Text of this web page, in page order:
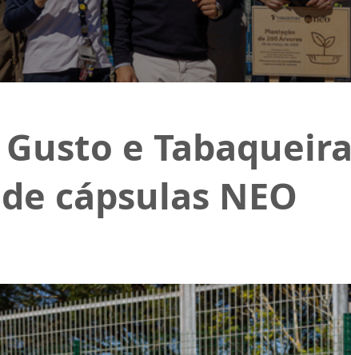
Gusto e
cápsulas NEO